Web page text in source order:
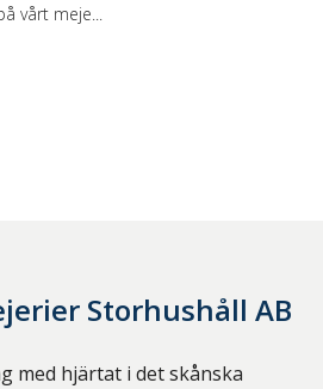
vårt meje...
Storhushåll AB
med hjärtat i det skånska